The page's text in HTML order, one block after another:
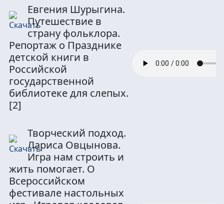
Евгения Шурыгина.
Путешествие в
страну фольклора.
Репортаж о Празднике
детской книги в
Российской
государственной
библиотеке для слепых.
[2]
Творческий подход.
Лариса Овцынова.
Игра нам строить и
жить помогает. О
Всероссийском
фестивале настольных